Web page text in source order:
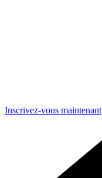
Inscrivez-vous maintenant